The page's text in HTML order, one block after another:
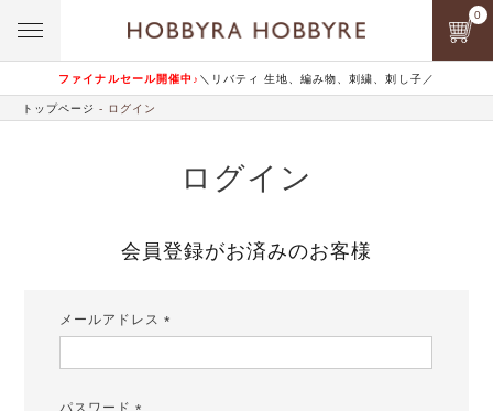
ファイナルセール開催中♪ ＼リバティ 生地、編み物、刺繍、刺し子／
0
トップページ ログイン
ログイン
会員登録がお済みのお客様
メールアドレス
パスワード